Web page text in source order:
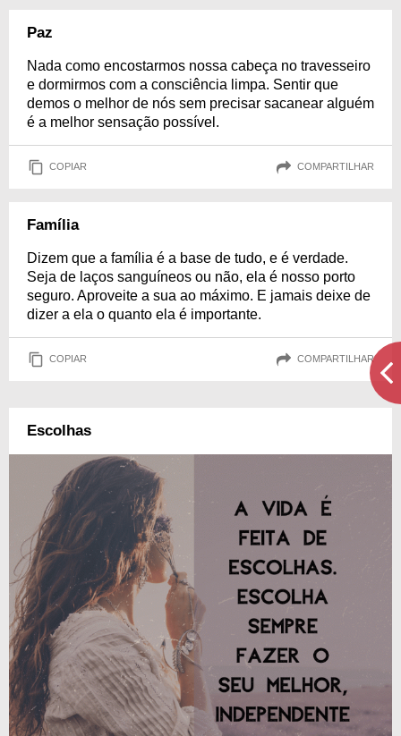
Paz
Nada como encostarmos nossa cabeça no travesseiro
e dormirmos com a consciência limpa. Sentir que
demos o melhor de nós sem precisar sacanear alguém
é a melhor sensação possível.
COPIAR COMPARTILHAR
Família
Dizem que a família é a base de tudo, e é verdade.
Seja de laços sanguíneos ou não, ela é nosso porto
seguro. Aproveite a sua ao máximo. E jamais deixe de
dizer a ela o quanto ela é importante.
COPIAR COMPARTILHAR
Escolhas